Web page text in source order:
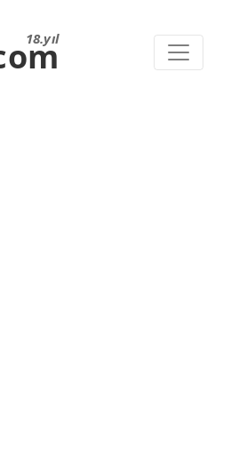
18.yıl